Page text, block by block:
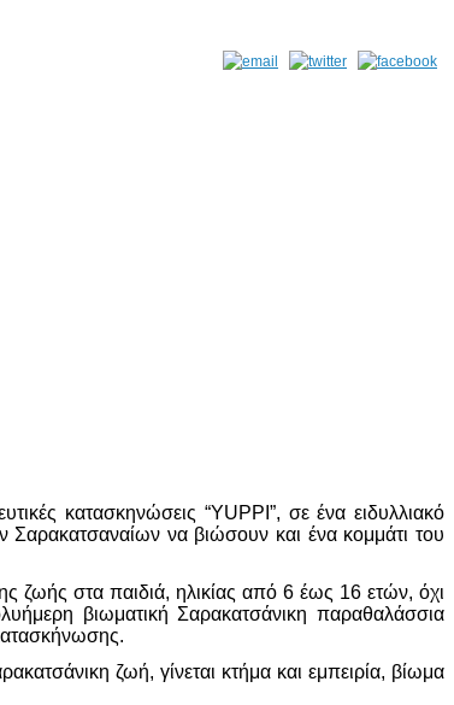
κατασκηνώσεις “YUPPI”, σε ένα ειδυλλιακό
Σαρακατσαναίων να βιώσουν και ένα κομμάτι του
στα παιδιά, ηλικίας από 6 έως 16 ετών, όχι
βιωματική Σαρακατσάνικη παραθαλάσσια
ζωή, γίνεται κτήμα και εμπειρία, βίωμα